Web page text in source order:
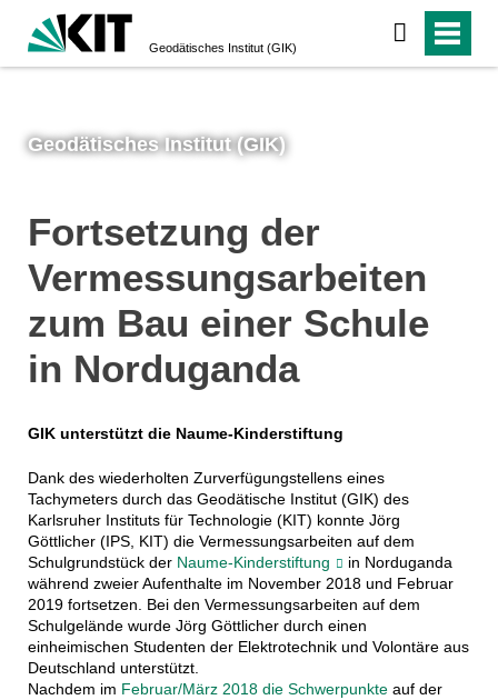
Geodätisches Institut (GIK)
Geodätisches Institut (GIK)
Fortsetzung der
Vermessungsarbeiten
zum Bau einer Schule
in Norduganda
GIK unterstützt die Naume-Kinderstiftung
Dank des wiederholten Zurverfügungstellens eines
Tachymeters durch das Geodätische Institut (GIK) des
Karlsruher Instituts für Technologie (KIT) konnte Jörg
Göttlicher (IPS, KIT) die Vermessungsarbeiten auf dem
Schulgrundstück der Naume-Kinderstiftung
in Norduganda
während zweier Aufenthalte im November 2018 und Februar
2019 fortsetzen. Bei den Vermessungsarbeiten auf dem
Schulgelände wurde Jörg Göttlicher durch einen
einheimischen Studenten der Elektrotechnik und Volontäre aus
Deutschland unterstützt.
Nachdem im Februar/März 2018 die Schwerpunkteauf der